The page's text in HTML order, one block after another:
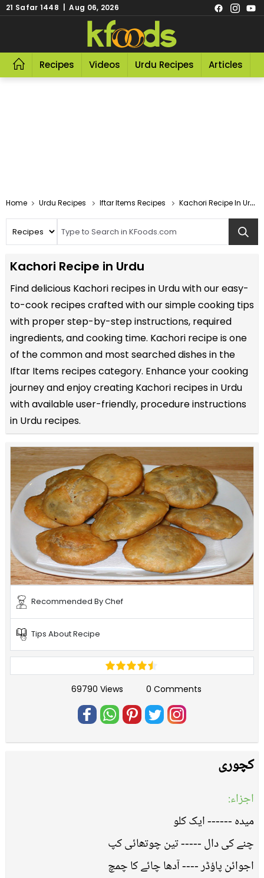
21 Safar 1448 | Aug 06, 2026
Recipes Videos Urdu Recipes Articles
Home Urdu Recipes Iftar Items Recipes Kachori Recipe In Urdu
Kachori Recipe in Urdu
Find delicious Kachori recipes in Urdu with our easy-
to-cook recipes crafted with our simple cooking tips
with proper step-by-step instructions, required
ingredients, and cooking time. Kachori recipe is one
of the common and most searched dishes in the
Iftar Items recipes category. Enhance your cooking
journey and enjoy creating Kachori recipes in Urdu
with available user-friendly, procedure instructions
in Urdu recipes.
Recommended By Chef
Tips About Recipe
69790 Views 0 Comments
کچوری
اجزاء:
میدہ ------ ایک کلو
چنے کی دال ----- تین چوتھائی کپ
اجوائن پاؤڈر ---- آدھا چائے کا چمچ